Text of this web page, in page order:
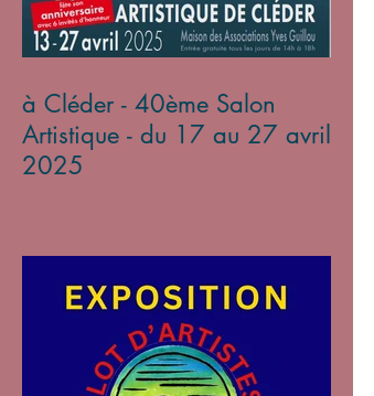
à Cléder - 40ème Salon
Artistique - du 17 au 27 avril
2025